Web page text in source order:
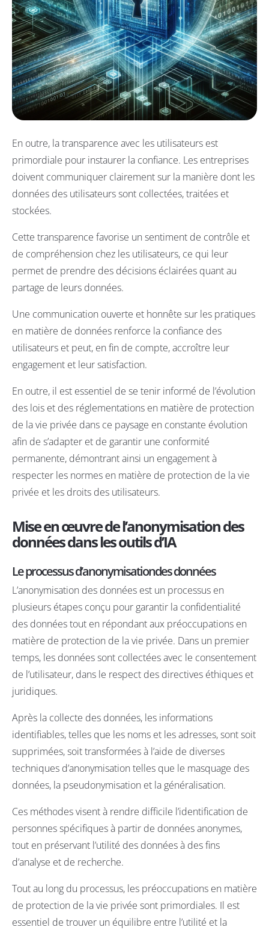
En outre, la transparence avec les utilisateurs est
primordiale pour instaurer la confiance. Les entreprises
doivent communiquer clairement sur la manière dont les
données des utilisateurs sont collectées, traitées et
stockées.
Cette transparence favorise un sentiment de contrôle et
de compréhension chez les utilisateurs, ce qui leur
permet de prendre des décisions éclairées quant au
partage de leurs données.
Une communication ouverte et honnête sur les pratiques
en matière de données renforce la confiance des
utilisateurs et peut, en fin de compte, accroître leur
engagement et leur satisfaction.
En outre, il est essentiel de se tenir informé de l’évolution
des lois et des réglementations en matière de protection
de la vie privée dans ce paysage en constante évolution
afin de s’adapter et de garantir une conformité
permanente, démontrant ainsi un engagement à
respecter les normes en matière de protection de la vie
privée et les droits des utilisateurs.
Mise en œuvre de l’anonymisation des
données dans les outils d’IA
Le processus d’anonymisationdes données
L’anonymisation des données est un processus en
plusieurs étapes conçu pour garantir la confidentialité
des données tout en répondant aux préoccupations en
matière de protection de la vie privée. Dans un premier
temps, les données sont collectées avec le consentement
de l’utilisateur, dans le respect des directives éthiques et
juridiques.
Après la collecte des données, les informations
identifiables, telles que les noms et les adresses, sont soit
supprimées, soit transformées à l’aide de diverses
techniques d’anonymisation telles que le masquage des
données, la pseudonymisation et la généralisation.
Ces méthodes visent à rendre difficile l’identification de
personnes spécifiques à partir de données anonymes,
tout en préservant l’utilité des données à des fins
d’analyse et de recherche.
Tout au long du processus, les préoccupations en matière
de protection de la vie privée sont primordiales. Il est
essentiel de trouver un équilibre entre l’utilité et la